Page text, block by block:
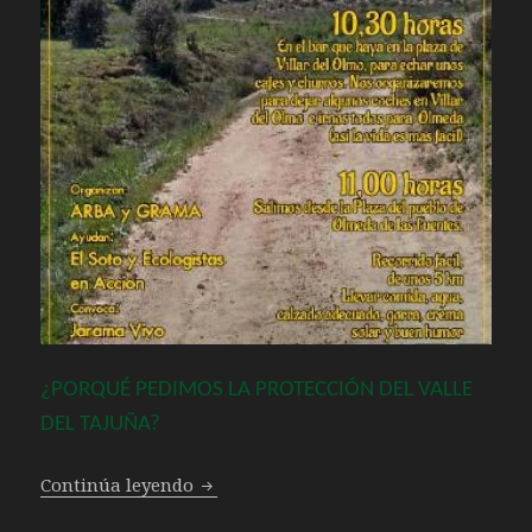
¿PORQUÉ PEDIMOS LA PROTECCIÓN DEL VALLE
DEL TAJUÑA?
Continúa leyendo Marcha por la protección del Valle del